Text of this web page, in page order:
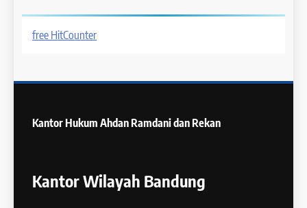
free HitCounter
Kantor Hukum Ahdan Ramdani dan Rekan
Kantor Wilayah Bandung